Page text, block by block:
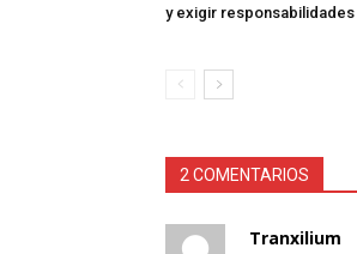
y exigir responsabilidades
2 COMENTARIOS
Tranxilium